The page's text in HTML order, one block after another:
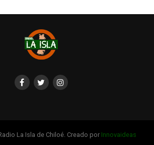
La Isla de Chiloé. Creado por Innovaideas